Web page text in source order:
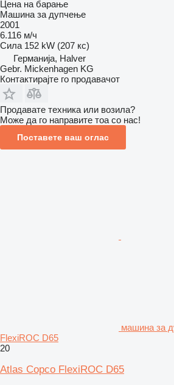
Цена на барање
Машина за дупчење
2001
6.116 м/ч
Сила 152 kW (207 кс)
Германија, Halver
Gebr. Mickenhagen KG
Контактирајте го продавачот
Продавате техника или возила?
Може да го направите тоа со нас!
Поставете ваш оглас
машина за
FlexiROC D65
20
Atlas Copco FlexiROC D65